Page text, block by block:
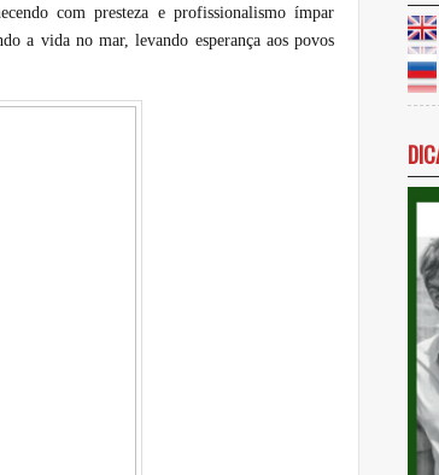
com presteza e profissionalismo ímpar
a vida no mar, levando esperança aos povos